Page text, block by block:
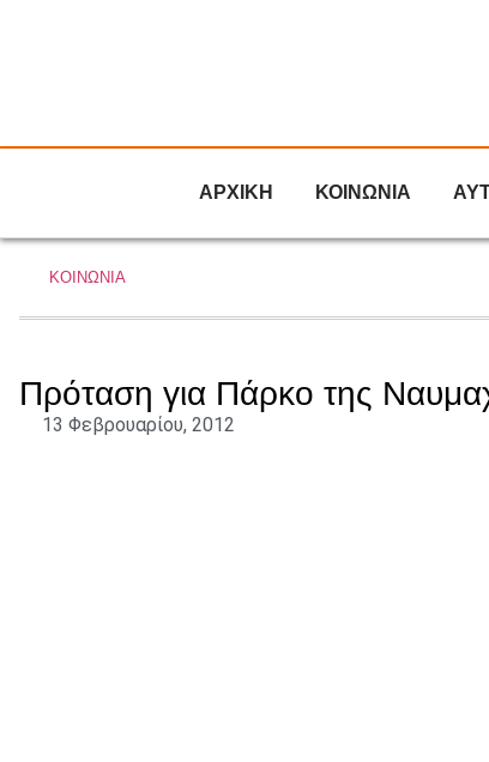
ΑΡΧΙΚΗ ΚΟΙΝΩΝΙΑ
ΚΟΙΝΩΝΙΑ
Πρόταση για Πάρκο της
13 Φεβρουαρίου, 2012